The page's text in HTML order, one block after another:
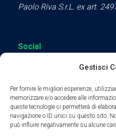
Gestisci
Per fornire le migliori esperienze,
memorizzare e/o accedere alle
queste tecnologie ci permetterà di
navigazione o ID unici su questo sito.
può influire negativamente su alcune
Paolo Riva S.r.L. ex art.
Social
Parte del sodalizio AIDAM